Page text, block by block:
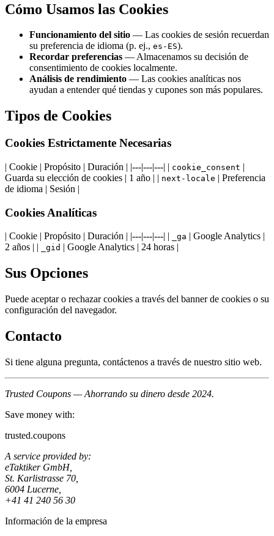
Cómo Usamos las Cookies
Funcionamiento del sitio — Las cookies de sesión recuerdan
su preferencia de idioma (p. ej., es-ES).
Recordar preferencias — Almacenamos su decisión de
consentimiento de cookies localmente.
Análisis de rendimiento — Las cookies analíticas nos
ayudan a entender qué tiendas y cupones son más populares.
Tipos de Cookies
Cookies Estrictamente Necesarias
| Cookie | Propósito | Duración | |---|---|---| | cookie_consent |
Guarda su elección de cookies | 1 año | | next-locale | Preferencia
de idioma | Sesión |
Cookies Analíticas
| Cookie | Propósito | Duración | |---|---|---| | _ga | Google Analytics |
2 años | |
_gid | Google Analytics | 24 horas |
Sus Opciones
Puede aceptar o rechazar cookies a través del banner de cookies o su
configuración del navegador.
Contacto
Si tiene alguna pregunta, contáctenos a través de nuestro sitio web.
Trusted Coupons — Ahorrando su dinero desde 2024.
Save money with:
trusted.coupons
A service provided by:
eTaktiker GmbH,
St. Karlistrasse 70,
6004 Lucerne,
+41 41 240 56 30
Información de la empresa